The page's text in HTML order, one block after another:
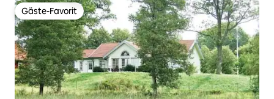
Gäste-Favorit
Gäste-Favorit